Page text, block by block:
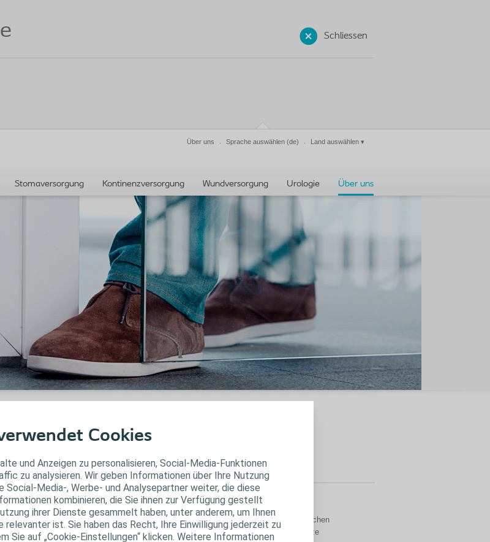
Cookies
und Anzeigen zu personalisieren, Social-Media-Funktionen
zu analysieren. Wir geben Informationen über Ihre Nutzung
Social-Media-, Werbe- und Analysepartner weiter, die diese
kombinieren, die Sie ihnen zur Verfügung gestellt
ihrer Dienste gesammelt haben, unter anderem, um Ihnen
relevanter ist. Sie haben das Recht, Ihre Einwilligung jederzeit zu
Sie auf „Cookie-Einstellungen“ klicken. Weitere Informationen
Schliessen
Über uns Sprache auswählen (de) Land auswählen ▾
Stomaversorgung Kontinenzversorgung Wundversorgung Urologie Über uns
für
Fortbildungsförderung?
von Patienten stetig zu verbessern, fördert Coloplast den Wissenserwerb von medizinischen
beachtet Coloplast die gesetzlichen Vorgaben, insbesondere die Regelungen der Gesetze